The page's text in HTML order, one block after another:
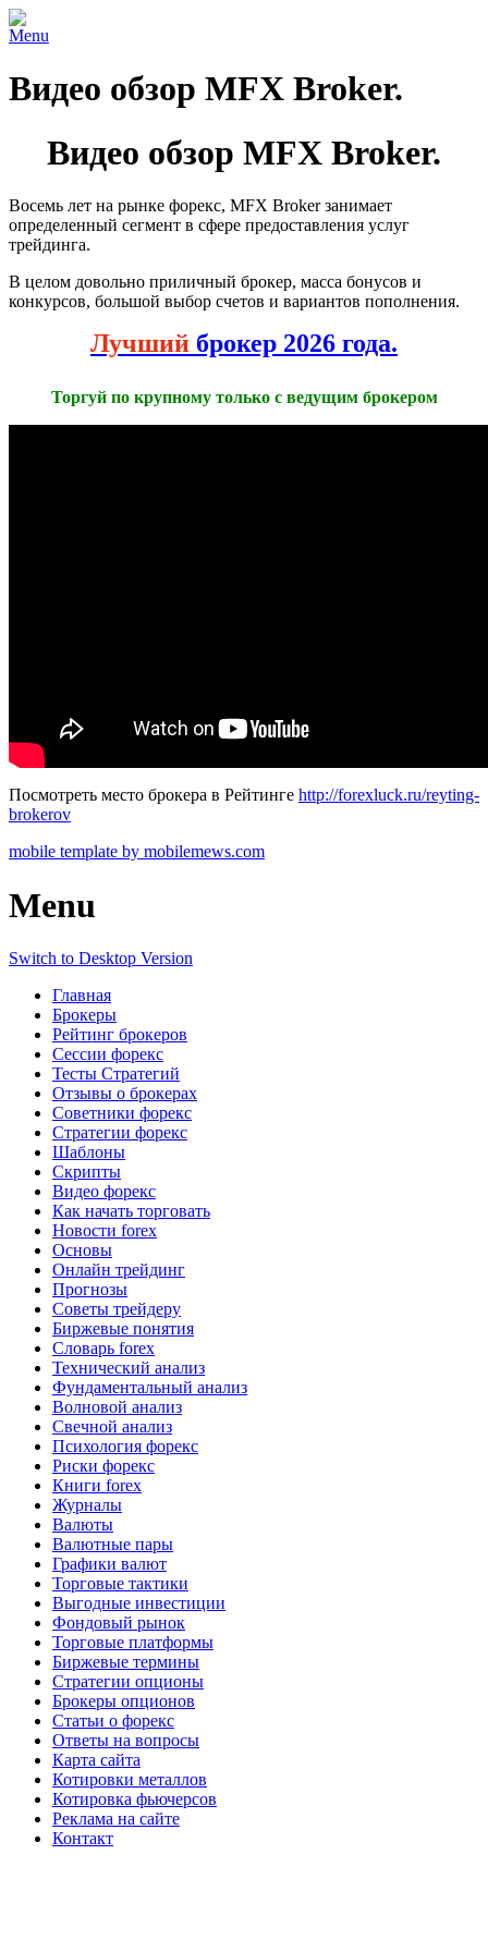
Menu
Видео обзор MFX Broker.
Видео обзор MFX Broker.
Восемь лет на рынке форекс, MFX Broker занимает
определенный сегмент в сфере предоставления услуг
трейдинга.
В целом довольно приличный брокер, масса бонусов и
конкурсов, большой выбор счетов и вариантов пополнения.
Лучший брокер 2026 года.
Торгуй по крупному только с ведущим брокером
Посмотреть место брокера в Рейтинге http://forexluck.ru/reyting-
brokerov
mobile template by mobilemews.com
Menu
Switch to Desktop Version
Главная
Брокеры
Рейтинг брокеров
Сессии форекс
Тесты Стратегий
Отзывы о брокерах
Советники форекс
Стратегии форекс
Шаблоны
Скрипты
Видео форекс
Как начать торговать
Новости forex
Основы
Онлайн трейдинг
Прогнозы
Советы трейдеру
Биржевые понятия
Словарь forex
Технический анализ
Фундаментальный анализ
Волновой анализ
Свечной анализ
Психология форекс
Риски форекс
Книги forex
Журналы
Валюты
Валютные пары
Графики валют
Торговые тактики
Выгодные инвестиции
Фондовый рынок
Торговые платформы
Биржевые термины
Стратегии опционы
Брокеры опционов
Статьи о форекс
Ответы на вопросы
Карта сайта
Котировки металлов
Котировка фьючерсов
Реклама на сайте
Контакт